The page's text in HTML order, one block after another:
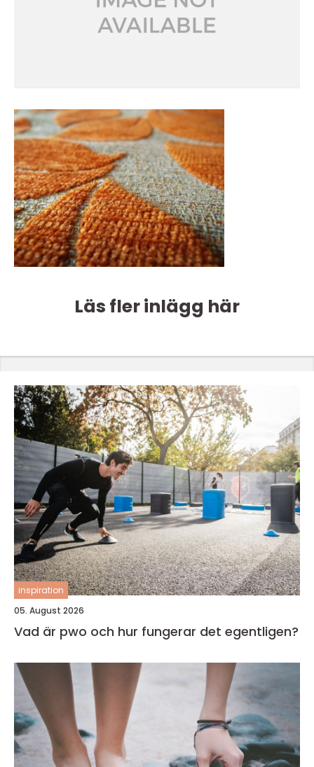
Läs fler inlägg här
inspiration
05. August 2026
Vad är pwo och hur fungerar det egentligen?